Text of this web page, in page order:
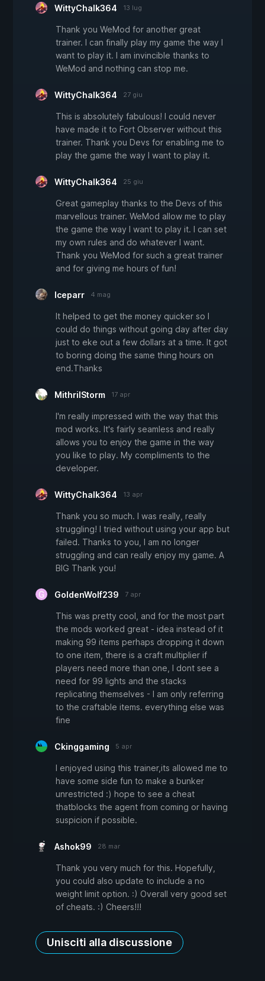
WittyChalk364 13 lug
Thank you WeMod for another great
trainer. I can finally play my game the way I
want to play it. I am invincible thanks to
WeMod and nothing can stop me.
WittyChalk364 27 giu
This is absolutely fabulous! I could never
have made it to Fort Observer without this
trainer. Thank you Devs for enabling me to
play the game the way I want to play it.
WittyChalk364 25 giu
Great gameplay thanks to the Devs of this
marvellous trainer. WeMod allow me to play
the game the way I want to play it. I can set
my own rules and do whatever I want.
Thank you WeMod for such a great trainer
and for giving me hours of fun!
Iceparr 4 mag
It helped to get the money quicker so I
could do things without going day after day
just to eke out a few dollars at a time. It got
to boring doing the same thing hours on
end.Thanks
MithrilStorm 17 apr
I'm really impressed with the way that this
mod works. It's fairly seamless and really
allows you to enjoy the game in the way
you like to play. My compliments to the
developer.
WittyChalk364 13 apr
Thank you so much. I was really, really
struggling! I tried without using your app but
failed. Thanks to you, I am no longer
struggling and can really enjoy my game. A
BIG Thank you!
GoldenWolf239 7 apr
This was pretty cool, and for the most part
the mods worked great - idea instead of it
making 99 items perhaps dropping it down
to one item, there is a craft multiplier if
players need more than one, I dont see a
need for 99 lights and the stacks
replicating themselves - I am only referring
to the craftable items. everything else was
fine
Ckinggaming 5 apr
I enjoyed using this trainer,its allowed me to
have some side fun to make a bunker
unrestricted :) hope to see a cheat
thatblocks the agent from coming or having
suspicion if possible.
Ashok99 28 mar
Thank you very much for this. Hopefully,
you could also update to include a no
weight limit option. :) Overall very good set
of cheats. :) Cheers!!!
Unisciti alla discussione